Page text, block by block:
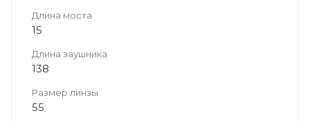
Длина моста
15
Длина заушника
138
Размер линзы
55